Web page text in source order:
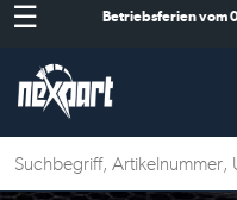
A
Betriebsferien vom
☰